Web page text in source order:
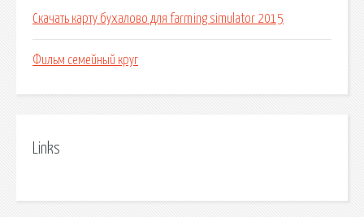
Скачать карту бухалово для farming simulator 2015
Фильм семейный круг
Links